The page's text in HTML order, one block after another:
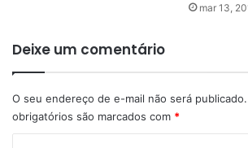
mar 13,
Deixe um comentário
O seu endereço de e-mail não será publicado.
obrigatórios são marcados com *